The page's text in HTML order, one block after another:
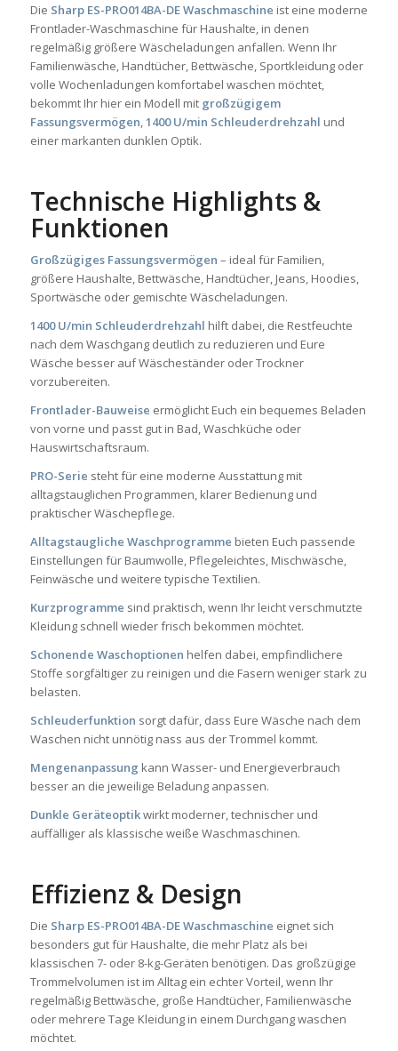
Die Sharp ES-PRO014BA-DE Waschmaschine ist eine moderne
Frontlader-Waschmaschine für Haushalte, in denen
regelmäßig größere Wäscheladungen anfallen. Wenn Ihr
Familienwäsche, Handtücher, Bettwäsche, Sportkleidung oder
volle Wochenladungen komfortabel waschen möchtet,
bekommt Ihr hier ein Modell mit großzügigem
Fassungsvermögen,1400 U/min Schleuderdrehzahl und
einer markanten dunklen Optik.
Technische Highlights &
Funktionen
Großzügiges Fassungsvermögen – ideal für Familien,
größere Haushalte, Bettwäsche, Handtücher, Jeans, Hoodies,
Sportwäsche oder gemischte Wäscheladungen.
1400 U/min Schleuderdrehzahl hilft dabei, die Restfeuchte
nach dem Waschgang deutlich zu reduzieren und Eure
Wäsche besser auf Wäscheständer oder Trockner
vorzubereiten.
Frontlader-Bauweise ermöglicht Euch ein bequemes Beladen
von vorne und passt gut in Bad, Waschküche oder
Hauswirtschaftsraum.
PRO-Serie steht für eine moderne Ausstattung mit
alltagstauglichen Programmen, klarer Bedienung und
praktischer Wäschepflege.
Alltagstaugliche Waschprogramme bieten Euch passende
Einstellungen für Baumwolle, Pflegeleichtes, Mischwäsche,
Feinwäsche und weitere typische Textilien.
Kurzprogramme sind praktisch, wenn Ihr leicht verschmutzte
Kleidung schnell wieder frisch bekommen möchtet.
Schonende Waschoptionen helfen dabei, empfindlichere
Stoffe sorgfältiger zu reinigen und die Fasern weniger stark zu
belasten.
Schleuderfunktion sorgt dafür, dass Eure Wäsche nach dem
Waschen nicht unnötig nass aus der Trommel kommt.
Mengenanpassung kann Wasser- und Energieverbrauch
besser an die jeweilige Beladung anpassen.
Dunkle Geräteoptikwirkt moderner, technischer und
auffälliger als klassische weiße Waschmaschinen.
Effizienz & Design
Die Sharp ES-PRO014BA-DE Waschmaschine eignet sich
besonders gut für Haushalte, die mehr Platz als bei
klassischen 7- oder 8-kg-Geräten benötigen. Das großzügige
Trommelvolumen ist im Alltag ein echter Vorteil, wenn Ihr
regelmäßig Bettwäsche, große Handtücher, Familienwäsche
oder mehrere Tage Kleidung in einem Durchgang waschen
möchtet.